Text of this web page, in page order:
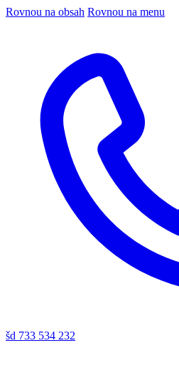
Rovnou na obsah Rovnou na menu
šd 733 534 232